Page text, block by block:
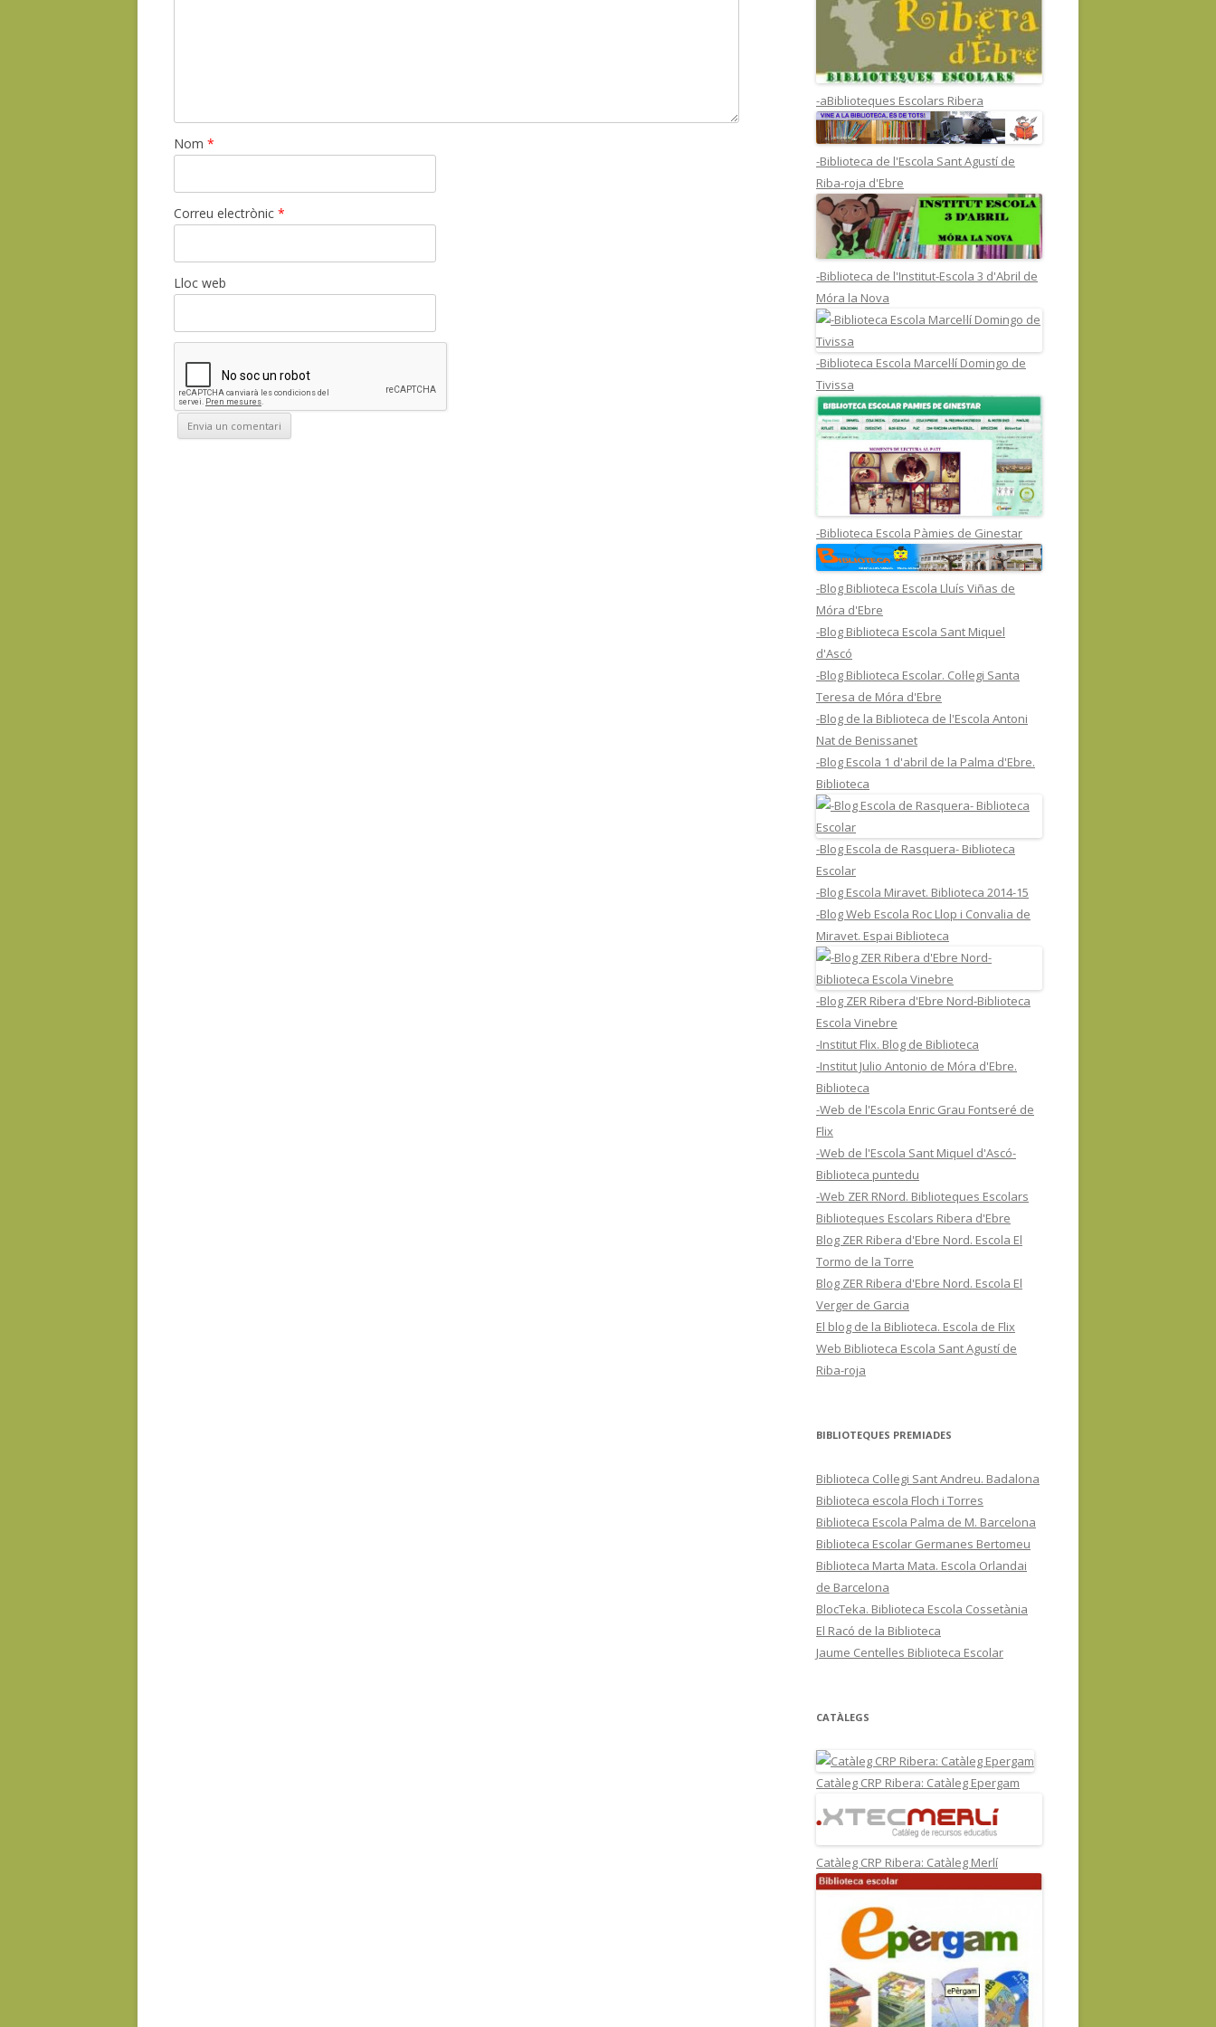
Nom *
Correu electrònic *
Lloc web
-aBiblioteques Escolars Ribera
-Biblioteca de l'Escola Sant Agustí de
Riba-roja d'Ebre
-Biblioteca de l'Institut-Escola 3 d'Abril de
Móra la Nova
-Biblioteca Escola Marcel·lí Domingo de
Tivissa
-Biblioteca Escola Pàmies de Ginestar
-Blog Biblioteca Escola Lluís Viñas de
Móra d'Ebre
-Blog Biblioteca Escola Sant Miquel
d'Ascó
-Blog Biblioteca Escolar. Col·legi Santa
Teresa de Móra d'Ebre
-Blog de la Biblioteca de l'Escola Antoni
Nat de Benissanet
-Blog Escola 1 d'abril de la Palma d'Ebre.
Biblioteca
-Blog Escola de Rasquera- Biblioteca
Escolar
-Blog Escola Miravet. Biblioteca 2014-15
-Blog Web Escola Roc Llop i Convalia de
Miravet. Espai Biblioteca
-Blog ZER Ribera d'Ebre Nord-Biblioteca
Escola Vinebre
-Institut Flix. Blog de Biblioteca
-Institut Julio Antonio de Móra d'Ebre.
Biblioteca
-Web de l'Escola Enric Grau Fontseré de
Flix
-Web de l'Escola Sant Miquel d'Ascó-
Biblioteca puntedu
-Web ZER RNord. Biblioteques Escolars
Biblioteques Escolars Ribera d'Ebre
Blog ZER Ribera d'Ebre Nord. Escola El
Tormo de la Torre
Blog ZER Ribera d'Ebre Nord. Escola El
Verger de Garcia
El blog de la Biblioteca. Escola de Flix
Web Biblioteca Escola Sant Agustí de
Riba-roja
BIBLIOTEQUES PREMIADES
Biblioteca Col·legi Sant Andreu. Badalona
Biblioteca escola Floch i Torres
Biblioteca Escola Palma de M. Barcelona
Biblioteca Escolar Germanes Bertomeu
Biblioteca Marta Mata. Escola Orlandai
de Barcelona
BlocTeka. Biblioteca Escola Cossetània
El Racó de la Biblioteca
Jaume Centelles Biblioteca Escolar
CATÀLEGS
Catàleg CRP Ribera: Catàleg Epergam
Catàleg CRP Ribera: Catàleg Merlí